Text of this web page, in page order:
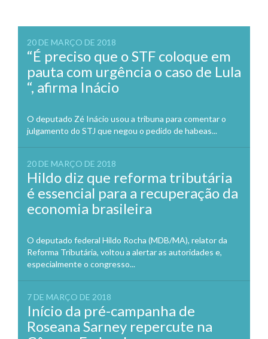
20 DE MARÇO DE 2018
“É preciso que o STF coloque em
pauta com urgência o caso de Lula
“, afirma Inácio
O deputado Zé Inácio usou a tribuna para comentar o
julgamento do STJ que negou o pedido de habeas...
20 DE MARÇO DE 2018
Hildo diz que reforma tributária
é essencial para a recuperação da
economia brasileira
O deputado federal Hildo Rocha (MDB/MA), relator da
Reforma Tributária, voltou a alertar as autoridades e,
especialmente o congresso...
7 DE MARÇO DE 2018
Início da pré-campanha de
Roseana Sarney repercute na